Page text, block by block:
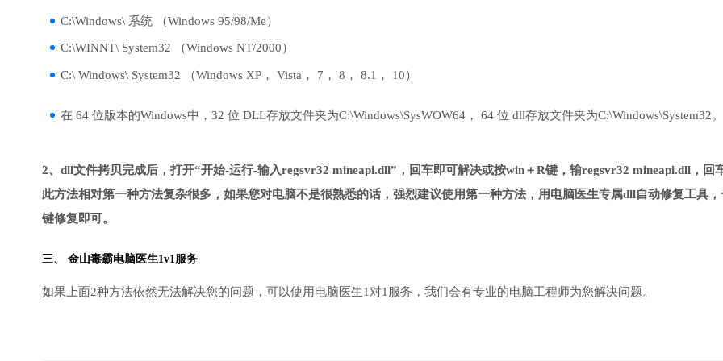
C:\Windows\ 系统 （Windows 95/98/Me）
C:\WINNT\ System32 （Windows NT/2000）
C:\ Windows\ System32 （Windows XP， Vista， 7， 8， 8.1， 10）
在 64 位版本的Windows中，32 位 DLL存放文件夹为C:\Windows\SysWOW64， 64 位 dll存放文件夹为C:\Windows\System32。
2、dll文件拷贝完成后，打开“开始-运行-输入regsvr32 mineapi.dll”，回车即可解决或按win＋R键，输regsvr32 mineapi.dll，回车
此方法相对第一种方法复杂很多，如果您对电脑不是很熟悉的话，强烈建议使用第一种方法，用电脑医生专属dll自动修复工具，
键修复即可。
三、 金山毒霸电脑医生1v1服务
如果上面2种方法依然无法解决您的问题，可以使用电脑医生1对1服务，我们会有专业的电脑工程师为您解决问题。